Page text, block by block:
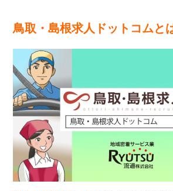
鳥取・島根求人ドットコムと